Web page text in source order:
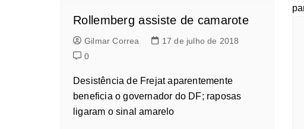
Rollemberg assiste de camarote
Gilmar Correa
17 de julho de 2018
0
Desistência de Frejat aparentemente
beneficia o governador do DF; raposas
ligaram o sinal amarelo